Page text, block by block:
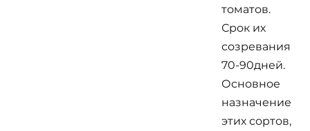
томатов.
Срок их
созревания
70-90дней.
Основное
назначение
этих сортов,